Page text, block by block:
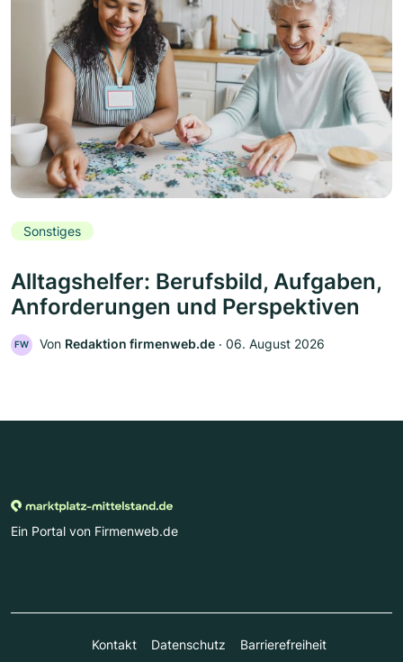
Sonstiges
Alltagshelfer: Berufsbild, Aufgaben,
Anforderungen und Perspektiven
FW Von Redaktion firmenweb.de ‧ 06. August 2026
Ein Portal von Firmenweb.de
Kontakt Datenschutz Barrierefreiheit